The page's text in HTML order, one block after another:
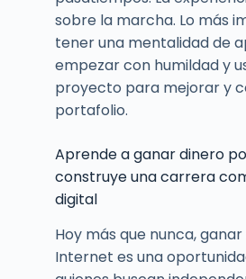
sobre la marcha. Lo más
tener una mentalidad de
empezar con humildad y
proyecto para mejorar y
portafolio.
Aprende a ganar dinero
construye una carrera
digital
Hoy más que nunca,
Internet es una